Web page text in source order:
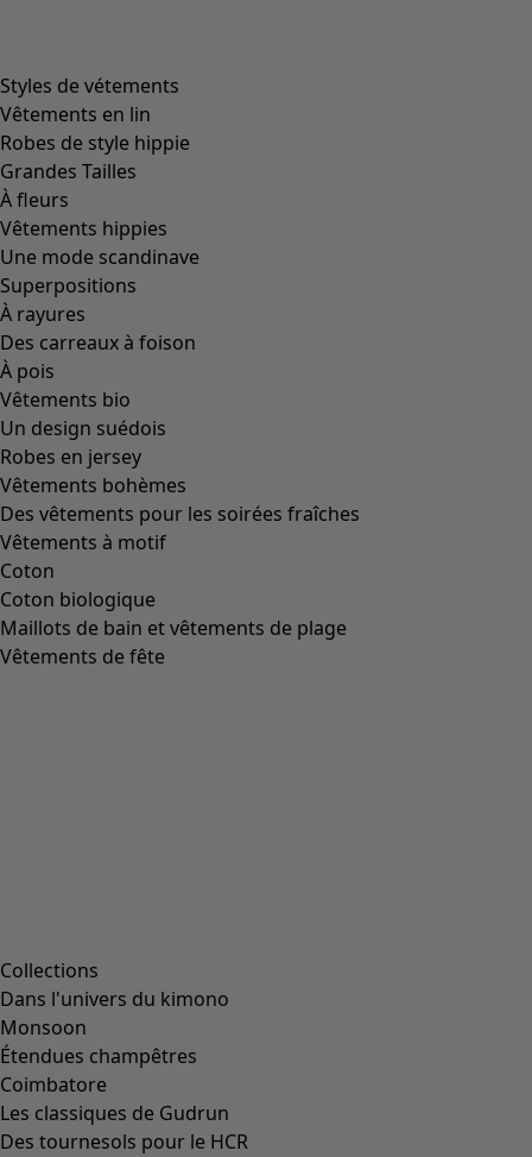
Styles de vétements
Vêtements en lin
Robes de style hippie
Grandes Tailles
À fleurs
Vêtements hippies
Une mode scandinave
Superpositions
À rayures
Des carreaux à foison
À pois
Vêtements bio
Un design suédois
Robes en jersey
Vêtements bohèmes
Des vêtements pour les soirées fraîches
Vêtements à motif
Coton
Coton biologique
Maillots de bain et vêtements de plage
Vêtements de fête
Collections
Dans l'univers du kimono
Monsoon
Étendues champêtres
Coimbatore
Les classiques de Gudrun
Des tournesols pour le HCR